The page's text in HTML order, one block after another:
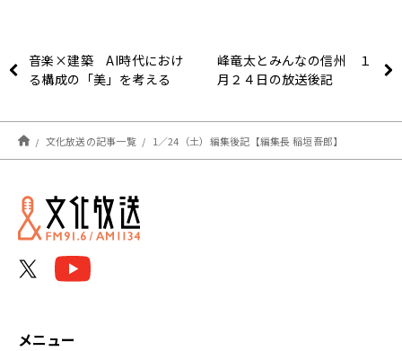
音楽×建築 AI時代におけ
る構成の「美」を考える
峰竜太とみんなの信州 １
月２４日の放送後記
文化放送の記事一覧 1／24（土）編集後記【編集長 稲垣吾郎】
メニュー